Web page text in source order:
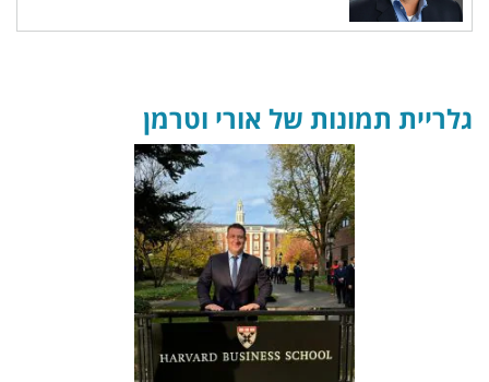
גלריית תמונות של אורי וטרמן